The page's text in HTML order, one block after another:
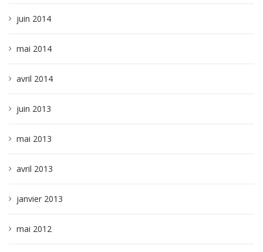
juin 2014
mai 2014
avril 2014
juin 2013
mai 2013
avril 2013
janvier 2013
mai 2012